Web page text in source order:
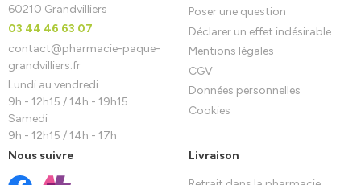
60210 Grandvilliers
03 44 46 63 07
contact@pharmacie-paque-
grandvilliers.fr
Lundi au vendredi
9h - 12h15 / 14h - 19h15
Samedi
9h - 12h15 / 14h - 17h
Poser une question
Déclarer un effet indésirable
Mentions légales
CGV
Données personnelles
Cookies
Nous suivre Livraison